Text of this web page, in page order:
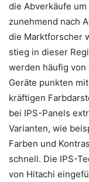
die Abverkäufe
zunehmend nach
die Marktforscher
stieg in dieser
werden häufig von
Geräte punkten
kräftigen
bei IPS-Panels
Varianten, wie
Farben und
schnell. Die IPS-
von Hitachi